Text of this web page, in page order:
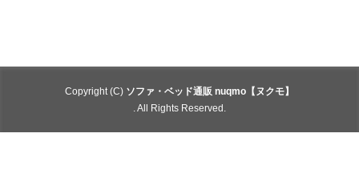
Copyright (C) ソファ・ベッド通販 nuqmo【ヌクモ】
. All Rights Reserved.